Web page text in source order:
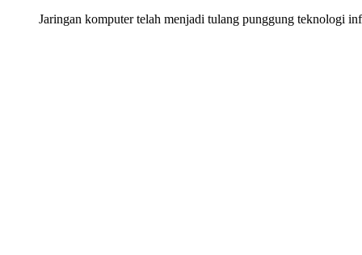
Jaringan komputer telah menjadi tulang punggung teknologi